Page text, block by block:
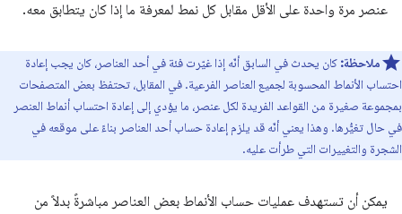
عنصر مرة واحدة على الأقل مقابل كل نمط لمعرفة ما إذا كان يتطابق معه.
ملاحظة: كان يحدث في السابق أنّه إذا غيّرت فئة في أحد العناصر، كان يجب إعادة
احتساب الأنماط المحسوبة لجميع العناصر الفرعية. في المقابل، تحتفظ بعض المتصفحات
بمجموعة صغيرة من القواعد الفريدة لكل عنصر، ما يؤدي إلى إعادة احتساب أنماط العنصر
في حال تغيُّرها. وهذا يعني أنّه قد يلزم إعادة حساب أحد العناصر بناءً على موقعه في
الشجرة والتغييرات التي طرأت عليه.
يمكن أن تستهدف عمليات حساب الأنماط بعض العناصر مباشرةً بدلاً من